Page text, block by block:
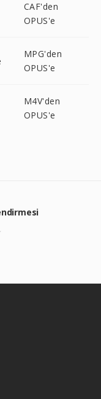
CAF'den
OPUS'e
MPG'den
OPUS'e
M4V'den
OPUS'e